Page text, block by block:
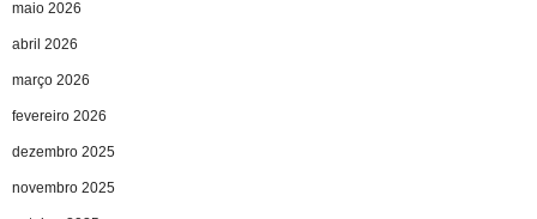
maio 2026
abril 2026
março 2026
fevereiro 2026
dezembro 2025
novembro 2025